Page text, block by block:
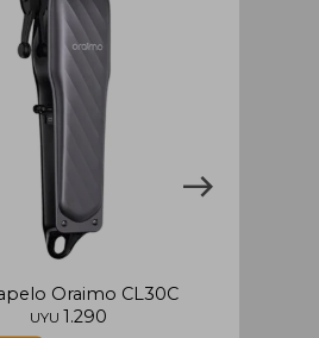
Oraimo CL30C
UYU 1.290